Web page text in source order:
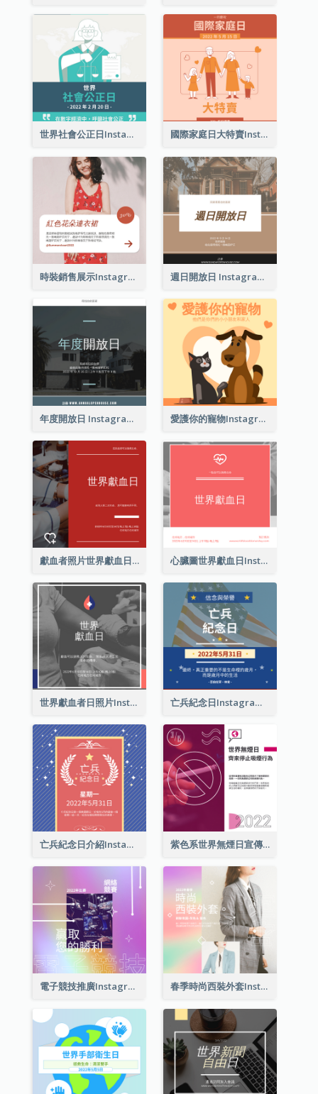
世界社會公正日Instagram帖子 國際家庭日大特賣Instagram帖子
時裝銷售展示Instagram帖子 週日開放日 Instagram 帖子
年度開放日 Instagram 帖子 愛護你的寵物Instagram帖子
獻血者照片世界獻血日Instagram帖子 心臟圖世界獻血日Instagram帖子
世界獻血者日照片Instagram帖子 亡兵紀念日Instagram帖子(附名言引用)
亡兵紀念日介紹Instagram帖子 紫色系世界無煙日宣傳用Instagram帖子
電子競技推廣Instagram帖子 春季時尚西裝外套Instagram帖子